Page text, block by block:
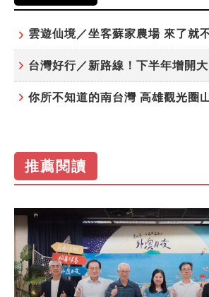
雲遊仙境／坐客蘇家農場 來了就
你所不知道的南台灣 高雄觀光圈
推薦閱讀